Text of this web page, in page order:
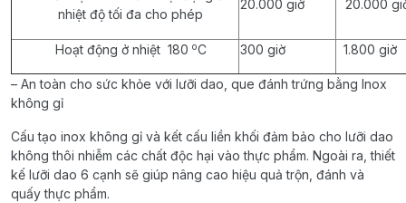
nhiệt độ tối đa cho phép
20.000 giờ 20.000
Hoạt động ở nhiệt 180 oC 300 giờ 1.800 giờ
– An toàn cho sức khỏe với lưỡi dao, que đánh trứng bằng Inox
không gỉ
Cấu tạo inox không gỉ và kết cấu liền khối đảm bảo cho lưỡi dao
không thôi nhiễm các chất độc hại vào thực phẩm. Ngoài ra, thiết
kế lưỡi dao 6 cạnh sẽ giúp nâng cao hiệu quả trộn, đánh và
quấy thực phẩm.